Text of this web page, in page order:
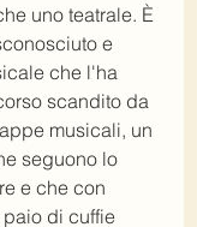
uno teatrale. È
e
che l'ha
scandito da
musicali, un
seguono lo
e che con
di cuffie